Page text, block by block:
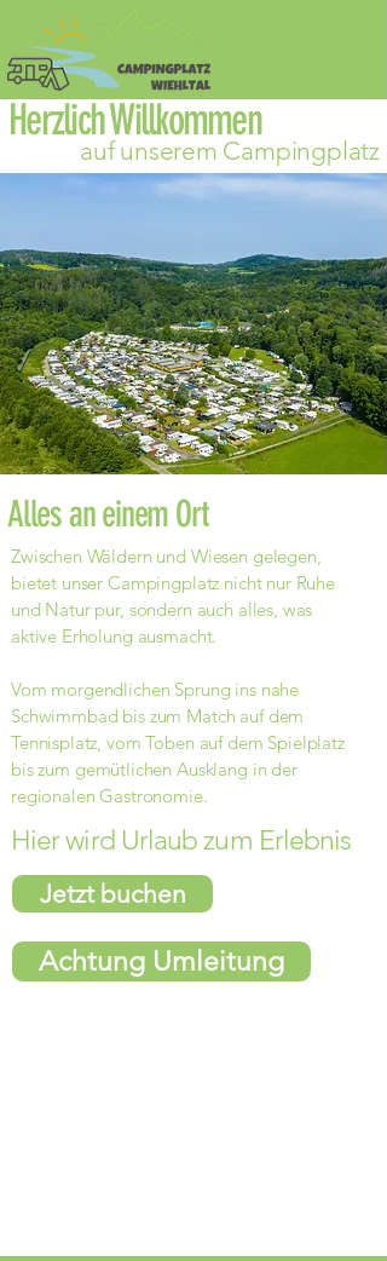
Herzlich Willkommen
auf unserem Campingplatz
Alles an einem Ort
Zwischen Wäldern und Wiesen gelegen,
bietet unser Campingplatz nicht nur Ruhe
und Natur pur, sondern auch alles, was
aktive Erholung ausmacht.
Vom morgendlichen Sprung ins nahe
Schwimmbad bis zum Match auf dem
Tennisplatz, vom Toben auf dem Spielplatz
bis zum gemütlichen Ausklang in der
regionalen Gastronomie.
Hier wird Urlaub zum Erlebnis
Jetzt buchen
Achtung Umleitung